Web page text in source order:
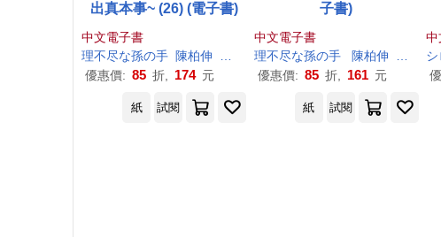
出真本事~ (26) (電子書)
中文電子書
理不尽な孫の手 陳柏伸
シロタカ
優惠價: 85 折, 174 元
子書)
中文電子書
理不尽な孫の手 陳柏伸
シロタ
優惠價: 85 折, 161 元
中
シ
紙 試閱 紙 試閱